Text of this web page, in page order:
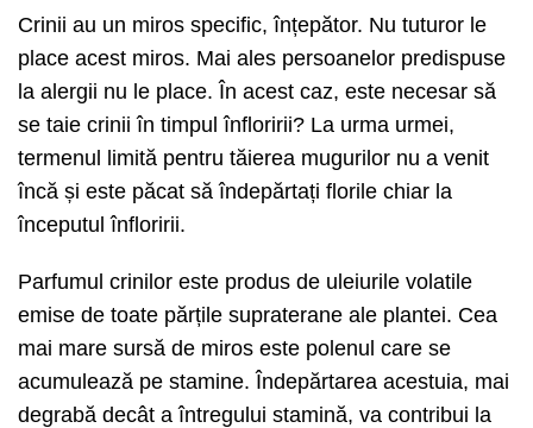
Crinii au un miros specific, înțepător. Nu tuturor le
place acest miros. Mai ales persoanelor predispuse
la alergii nu le place. În acest caz, este necesar să
se taie crinii în timpul înfloririi? La urma urmei,
termenul limită pentru tăierea mugurilor nu a venit
încă și este păcat să îndepărtați florile chiar la
începutul înfloririi.
Parfumul crinilor este produs de uleiurile volatile
emise de toate părțile supraterane ale plantei. Cea
mai mare sursă de miros este polenul care se
acumulează pe stamine. Îndepărtarea acestuia, mai
degrabă decât a întregului stamină, va contribui la